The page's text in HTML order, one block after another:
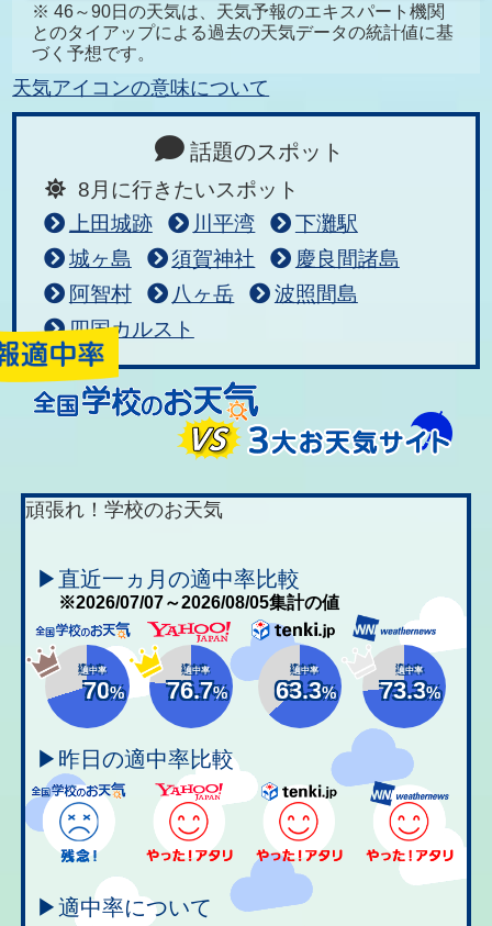
※ 46～90日の天気は、天気予報のエキスパート機関
とのタイアップによる過去の天気データの統計値に基
づく予想です。
天気アイコンの意味について
話題のスポット
8月に行きたいスポット
上田城跡
川平湾
下灘駅
城ヶ島
須賀神社
慶良間諸島
阿智村
八ヶ岳
波照間島
四国カルスト
頑張れ！学校のお天気
▶直近一ヵ月の適中率比較
※2026/07/07～2026/08/05集計の値
適中率
70%
適中率
76.7%
適中率
63.3%
適中率
73.3%
▶昨日の適中率比較
▶適中率について